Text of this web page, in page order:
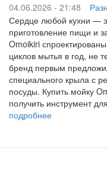
04.06.2026 - 21:48
Сердце любой кухни —
приготовление пищи и
Omoikiri
циклов мытья в год, не
бренд первым
специального крыла с
посуды. Купить мойку
получить инструмент
подробнее